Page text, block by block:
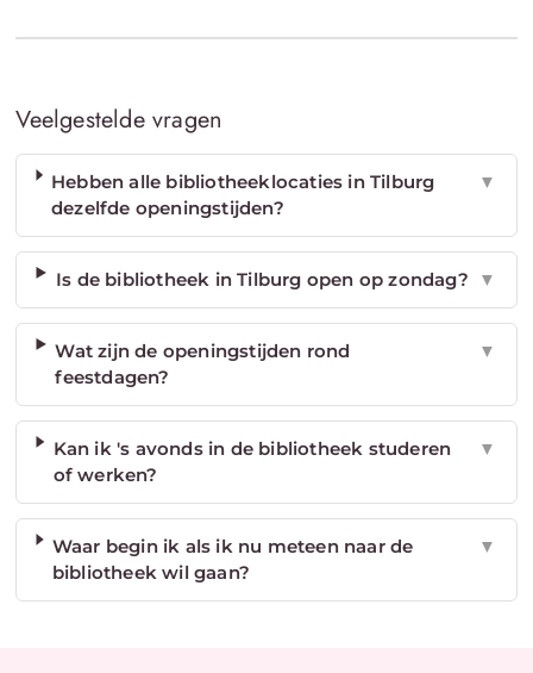
Veelgestelde vragen
Hebben alle bibliotheeklocaties in Tilburg
dezelfde openingstijden?
▼
Is de bibliotheek in Tilburg open op zondag? ▼
Wat zijn de openingstijden rond
feestdagen?
▼
Kan ik 's avonds in de bibliotheek studeren
of werken?
▼
Waar begin ik als ik nu meteen naar de
bibliotheek wil gaan?
▼